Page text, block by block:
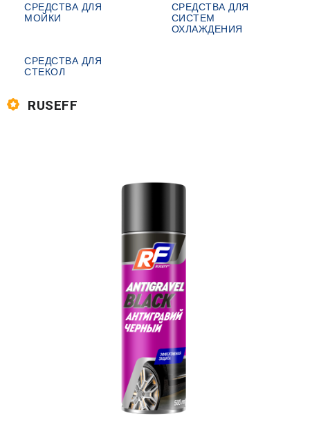
СРЕДСТВА ДЛЯ
МОЙКИ
СРЕДСТВА ДЛЯ
СИСТЕМ
ОХЛАЖДЕНИЯ
СРЕДСТВА ДЛЯ
СТЕКОЛ
RUSEFF